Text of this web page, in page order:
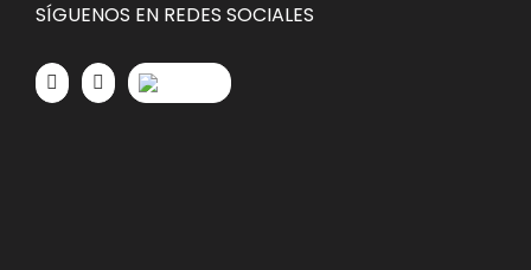
SÍGUENOS EN REDES SOCIALES